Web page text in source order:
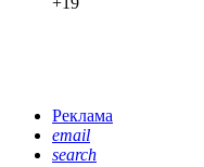
Реклама
email
search